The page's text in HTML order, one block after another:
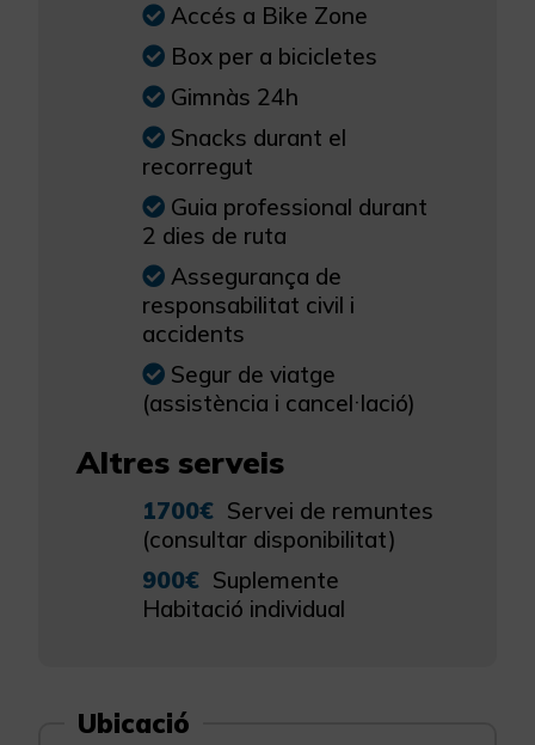
Accés a Bike Zone
Box per a bicicletes
Gimnàs 24h
Snacks durant el
recorregut
Guia professional durant
2 dies de ruta
Assegurança de
responsabilitat civil i
accidents
Segur de viatge
(assistència i cancel·lació)
Altres serveis
1700€ Servei de remuntes
(consultar disponibilitat)
900€ Suplemente
Habitació individual
Ubicació